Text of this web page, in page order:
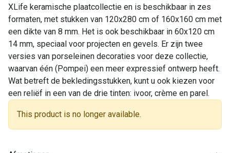
XLife keramische plaatcollectie en is beschikbaar in zes
formaten, met stukken van 120x280 cm of 160x160 cm met
een dikte van 8 mm. Het is ook beschikbaar in 60x120 cm
14 mm, speciaal voor projecten en gevels. Er zijn twee
versies van porseleinen decoraties voor deze collectie,
waarvan één (Pompei) een meer expressief ontwerp heeft.
Wat betreft de bekledingsstukken, kunt u ook kiezen voor
een reliëf in een van de drie tinten: ivoor, crème en parel.
This product is no longer available.